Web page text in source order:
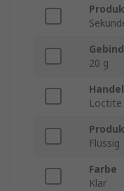
20 g
Loctite
Flüssig
Farbe
Klar